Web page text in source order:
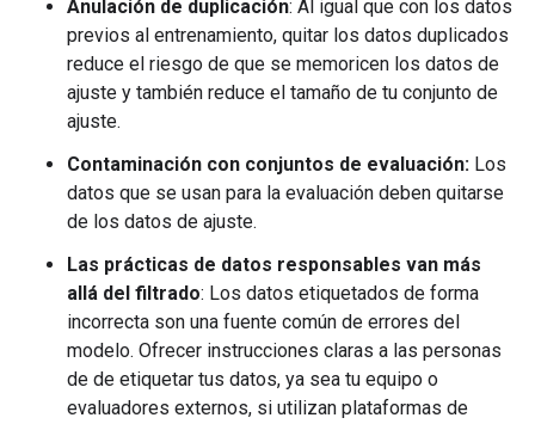
Anulación de duplicación: Al igual que con los datos
previos al entrenamiento, quitar los datos duplicados
reduce el riesgo de que se memoricen los datos de
ajuste y también reduce el tamaño de tu conjunto de
ajuste.
Contaminación con conjuntos de evaluación: Los
datos que se usan para la evaluación deben quitarse
de los datos de ajuste.
Las prácticas de datos responsables van más
allá del filtrado: Los datos etiquetados de forma
incorrecta son una fuente común de errores del
modelo. Ofrecer instrucciones claras a las personas
de de etiquetar tus datos, ya sea tu equipo o
evaluadores externos, si utilizan plataformas de